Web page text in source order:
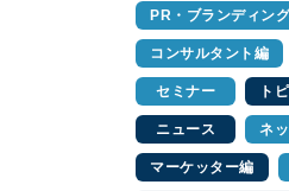
PR・ブランディン
コンサルタント編
セミナー ト
ニュース ネ
マーケッター編